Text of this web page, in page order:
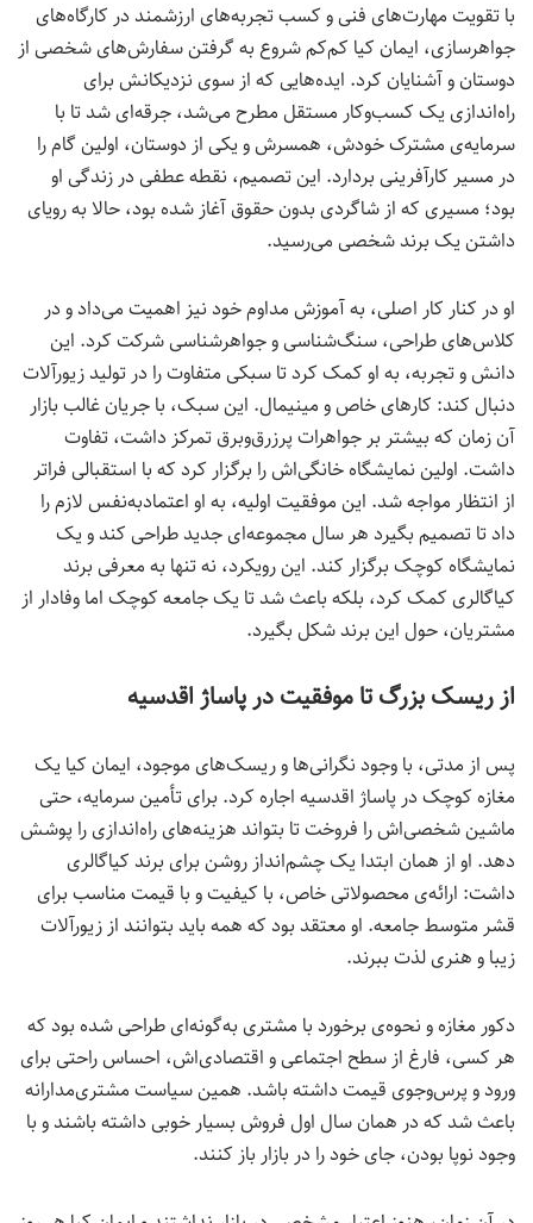
با تقویت مهارت‌های فنی و کسب تجربه‌های ارزشمند در کارگاه‌های
جواهرسازی، ایمان کیا کم‌کم شروع به گرفتن سفارش‌های شخصی از
دوستان و آشنایان کرد. ایده‌هایی که از سوی نزدیکانش برای
راه‌اندازی یک کسب‌وکار مستقل مطرح می‌شد، جرقه‌ای شد تا با
سرمایه‌ی مشترک خودش، همسرش و یکی از دوستان، اولین گام را
در مسیر کارآفرینی بردارد. این تصمیم، نقطه عطفی در زندگی او
بود؛ مسیری که از شاگردی بدون حقوق آغاز شده بود، حالا به رویای
داشتن یک برند شخصی می‌رسید.
او در کنار کار اصلی، به آموزش مداوم خود نیز اهمیت می‌داد و در
کلاس‌های طراحی، سنگ‌شناسی و جواهرشناسی شرکت کرد. این
دانش و تجربه، به او کمک کرد تا سبکی متفاوت را در تولید زیورآلات
دنبال کند: کارهای خاص و مینیمال. این سبک، با جریان غالب بازار
آن زمان که بیشتر بر جواهرات پرزرق‌وبرق تمرکز داشت، تفاوت
داشت. اولین نمایشگاه خانگی‌اش را برگزار کرد که با استقبالی فراتر
از انتظار مواجه شد. این موفقیت اولیه، به او اعتمادبه‌نفس لازم را
داد تا تصمیم بگیرد هر سال مجموعه‌ای جدید طراحی کند و یک
نمایشگاه کوچک برگزار کند. این رویکرد، نه تنها به معرفی برند
کیاگالری کمک کرد، بلکه باعث شد تا یک جامعه کوچک اما وفادار از
مشتریان، حول این برند شکل بگیرد.
از ریسک بزرگ تا موفقیت در پاساژ اقدسیه
پس از مدتی، با وجود نگرانی‌ها و ریسک‌های موجود، ایمان کیا یک
مغازه کوچک در پاساژ اقدسیه اجاره کرد. برای تأمین سرمایه، حتی
ماشین شخصی‌اش را فروخت تا بتواند هزینه‌های راه‌اندازی را پوشش
دهد. او از همان ابتدا یک چشم‌انداز روشن برای برند کیاگالری
داشت: ارائه‌ی محصولاتی خاص، با کیفیت و با قیمت مناسب برای
قشر متوسط جامعه. او معتقد بود که همه باید بتوانند از زیورآلات
زیبا و هنری لذت ببرند.
دکور مغازه و نحوه‌ی برخورد با مشتری به‌گونه‌ای طراحی شده بود که
هر کسی، فارغ از سطح اجتماعی و اقتصادی‌اش، احساس راحتی برای
ورود و پرس‌وجوی قیمت داشته باشد. همین سیاست مشتری‌مدارانه
باعث شد که در همان سال اول فروش بسیار خوبی داشته باشند و با
وجود نوپا بودن، جای خود را در بازار باز کنند.